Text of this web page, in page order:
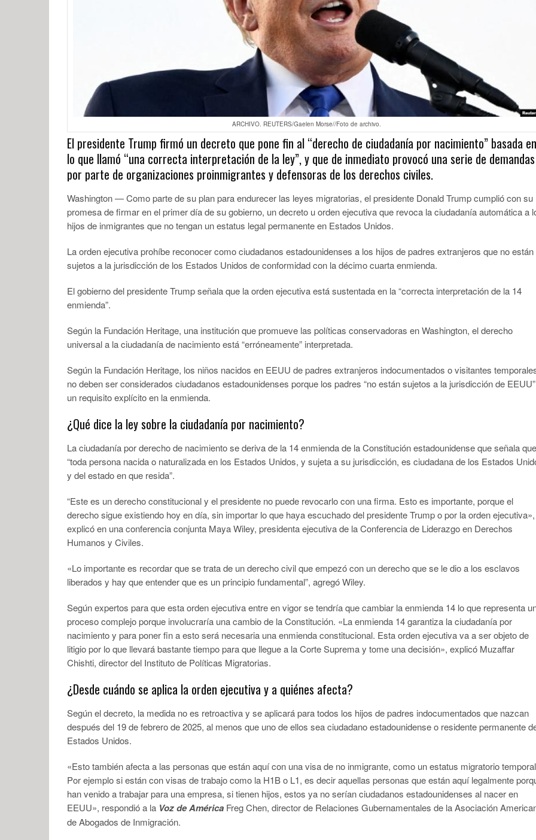
ARCHIVO. REUTERS/Gaelen Morse//Foto de archivo.
El presidente Trump firmó un decreto que pone fin al “derecho de ciudadanía por nacimiento” basada en
lo que llamó “una correcta interpretación de la ley”, y que de inmediato provocó una serie de demandas
por parte de organizaciones proinmigrantes y defensoras de los derechos civiles.
Washington — Como parte de su plan para endurecer las leyes migratorias, el presidente Donald Trump cumplió con su
promesa de firmar en el primer día de su gobierno, un decreto u orden ejecutiva que revoca la ciudadanía automática a
hijos de inmigrantes que no tengan un estatus legal permanente en Estados Unidos.
La orden ejecutiva prohíbe reconocer como ciudadanos estadounidenses a los hijos de padres extranjeros que no están
sujetos a la jurisdicción de los Estados Unidos de conformidad con la décimo cuarta enmienda.
El gobierno del presidente Trump señala que la orden ejecutiva está sustentada en la “correcta interpretación de la 14
enmienda”.
Según la Fundación Heritage, una institución que promueve las políticas conservadoras en Washington, el derecho
universal a la ciudadanía de nacimiento está “erróneamente” interpretada.
Según la Fundación Heritage, los niños nacidos en EEUU de padres extranjeros indocumentados o visitantes
no deben ser considerados ciudadanos estadounidenses porque los padres “no están sujetos a la jurisdicción de
un requisito explícito en la enmienda.
¿Qué dice la ley sobre la ciudadanía por nacimiento?
La ciudadanía por derecho de nacimiento se deriva de la 14 enmienda de la Constitución estadounidense que señala que
“toda persona nacida o naturalizada en los Estados Unidos, y sujeta a su jurisdicción, es ciudadana de los Estados
y del estado en que resida”.
“Este es un derecho constitucional y el presidente no puede revocarlo con una firma. Esto es importante, porque el
derecho sigue existiendo hoy en día, sin importar lo que haya escuchado del presidente Trump o por la orden ejecutiva»,
explicó en una conferencia conjunta Maya Wiley, presidenta ejecutiva de la Conferencia de Liderazgo en Derechos
Humanos y Civiles.
«Lo importante es recordar que se trata de un derecho civil que empezó con un derecho que se le dio a los esclavos
liberados y hay que entender que es un principio fundamental”, agregó Wiley.
Según expertos para que esta orden ejecutiva entre en vigor se tendría que cambiar la enmienda 14 lo que representa
proceso complejo porque involucraría una cambio de la Constitución. «La enmienda 14 garantiza la ciudadanía por
nacimiento y para poner fin a esto será necesaria una enmienda constitucional. Esta orden ejecutiva va a ser objeto de
litigio por lo que llevará bastante tiempo para que llegue a la Corte Suprema y tome una decisión», explicó Muzaffar
Chishti, director del Instituto de Políticas Migratorias.
¿Desde cuándo se aplica la orden ejecutiva y a quiénes afecta?
Según el decreto, la medida no es retroactiva y se aplicará para todos los hijos de padres indocumentados que nazcan
después del 19 de febrero de 2025, al menos que uno de ellos sea ciudadano estadounidense o residente permanente
Estados Unidos.
«Esto también afecta a las personas que están aquí con una visa de no inmigrante, como un estatus migratorio
Por ejemplo si están con visas de trabajo como la H1B o L1, es decir aquellas personas que están aquí legalmente
han venido a trabajar para una empresa, si tienen hijos, estos ya no serían ciudadanos estadounidenses al nacer en
EEUU», respondió a la Voz de América Freg Chen, director de Relaciones Gubernamentales de la Asociación
de Abogados de Inmigración.